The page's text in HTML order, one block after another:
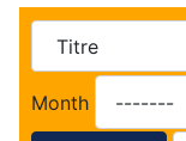
Month